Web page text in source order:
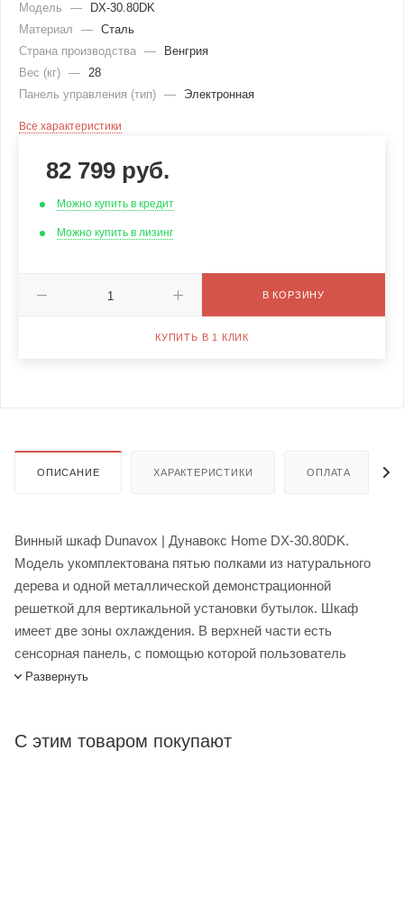
Модель
—
DX-30.80DK
Материал
— Сталь
Страна производства —
Венгрия
Вес (кг) — 28
Панель управления (тип) — Электронная
Все характеристики
82 799 руб.
Можно купить в кредит
Можно купить в лизинг
В КОРЗИНУ
КУПИТЬ В 1 КЛИК
ОПИСАНИЕ ХАРАКТЕРИСТИКИ ОПЛАТА
Винный шкаф Dunavox | Дунавокс Home DX-30.80DK.
Модель укомплектована пятью полками из натурального
дерева и одной металлической демонстрационной
решеткой для вертикальной установки бутылок. Шкаф
имеет две зоны охлаждения. В верхней части есть
сенсорная панель, с помощью которой пользователь
выбирает необходимый температурный режим работы
термостата демонстрирует цифровой экран с подсветкой.
Развернуть
С этим товаром покупают